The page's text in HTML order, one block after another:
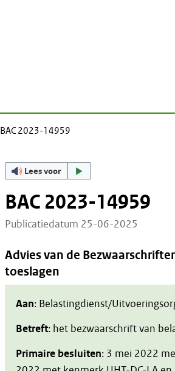
BAC 2023-14959
Lees voor
BAC 2023-14959
Publicatiedatum 25-06-2025
Advies van de
toeslagen
Aan: Belastingdienst/
Betreft: het bezwaarschrift van
Primaire besluiten: 3 mei 2022